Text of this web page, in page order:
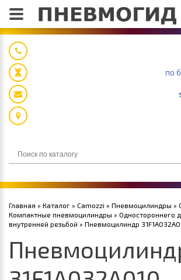
по
Главная » Каталог » Camozzi » Пневмоцилиндры »
Компактные пневмоцилиндры » Одностороннего
внутренней резьбой » Пневмоцилиндр